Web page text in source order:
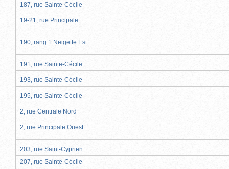
187, rue Sainte-Cécile
19-21, rue Principale
190, rang 1 Neigette Est
191, rue Sainte-Cécile
193, rue Sainte-Cécile
195, rue Sainte-Cécile
2, rue Centrale Nord
2, rue Principale Ouest
203, rue Saint-Cyprien
207, rue Sainte-Cécile